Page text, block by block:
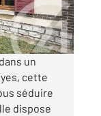
un
cette
séduire
dispose